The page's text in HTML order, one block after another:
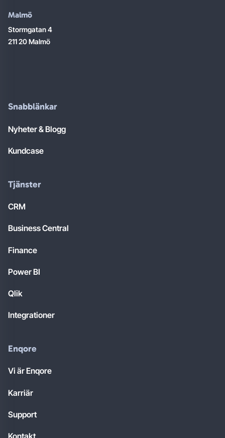
Malmö
Stormgatan 4
211 20 Malmö
Snabblänkar
Nyheter & Blogg
Kundcase
Tjänster
CRM
Business Central
Finance
Power BI
Qlik
Integrationer
Enqore
Vi är Enqore
Karriär
Support
Kontakt